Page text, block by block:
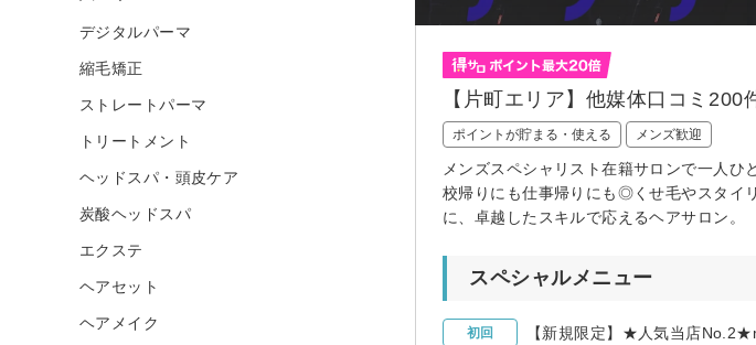
【片町エリア】他媒体口コミ
ポイントが貯まる・使える メンズ歓迎
メンズスペシャリスト在籍サロンで一人
校帰りにも仕事帰りにも◎くせ毛やスタイ
に、卓越したスキルで応えるヘアサロン。
スペシャルメニュー
初回 【新規限定】★人気当店
デジタルパーマ
縮毛矯正
ストレートパーマ
トリートメント
ヘッドスパ・頭皮ケア
炭酸ヘッドスパ
エクステ
ヘアセット
ヘアメイク